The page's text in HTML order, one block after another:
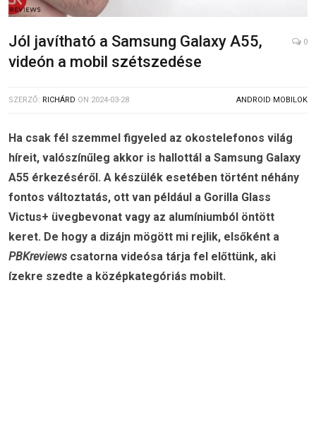
Jól javítható a Samsung Galaxy A55,
videón a mobil szétszedése
0
SZERZŐ: RICHÁRD ON 2024-03-28 ANDROID MOBILOK
Ha csak fél szemmel figyeled az okostelefonos világ
híreit, valószínűleg akkor is hallottál a Samsung Galaxy
A55 érkezéséről. A készülék esetében történt néhány
fontos változtatás, ott van például a Gorilla Glass
Victus+ üvegbevonat vagy az alumíniumból öntött
keret. De hogy a dizájn mögött mi rejlik, elsőként a
PBKreviews csatorna videósa tárja fel előttünk, aki
ízekre szedte a középkategóriás mobilt.